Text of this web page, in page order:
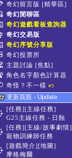
奇幻留言版 [精華區]
奇幻閒聊區
奇幻遊戲看板查詢器
奇幻交易版
奇幻序號分享版
奇幻投票所
主題討論 [焦點]
角色名字顏色計算器
奇怪？不一樣 #5
更新頁面 - Update
[任務][主線任務]
G25主線任務 - 日蝕
[任務][主線/故事劇情]
寵物訓練師任務
[遊戲簡介][地圖]
摩格梅爾